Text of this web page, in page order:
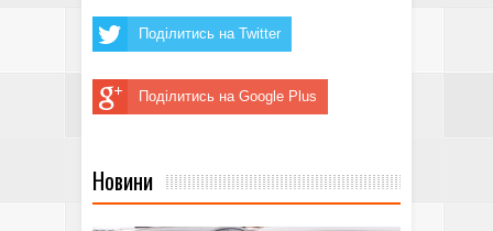
Поділитись на Twitter
Поділитись на Google Plus
Новини